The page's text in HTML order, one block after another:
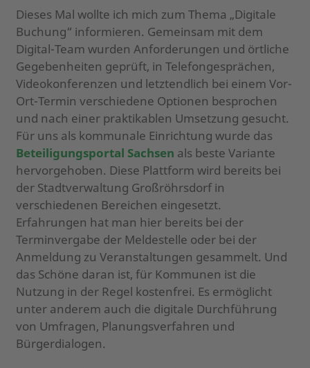
Dieses Mal wollte ich mich zum Thema „Digitale
Buchung“ informieren. Gemeinsam mit dem
Digital-Team wurden Anforderungen und örtliche
Gegebenheiten geprüft, in Telefongesprächen,
Videokonferenzen und letztendlich bei einem Vor-
Ort-Termin verschiedene Optionen besprochen
und nach einer praktikablen Umsetzung gesucht.
Für uns als kommunale Einrichtung wurde das
Beteiligungsportal Sachsen als beste Variante
hervorgehoben. Diese Plattform wird bereits bei
der Stadtverwaltung Großröhrsdorf in
verschiedenen Bereichen eingesetzt.
Erfahrungen hat man hier bereits bei der
Terminvergabe der Meldestelle oder bei der
Anmeldung zu Veranstaltungen gesammelt. Und
das Schöne daran ist, für Kommunen ist die
Nutzung in der Regel kostenfrei. Es ermöglicht
unter anderem auch die digitale Durchführung
von Umfragen, Planungsverfahren und
Bürgerdialogen.